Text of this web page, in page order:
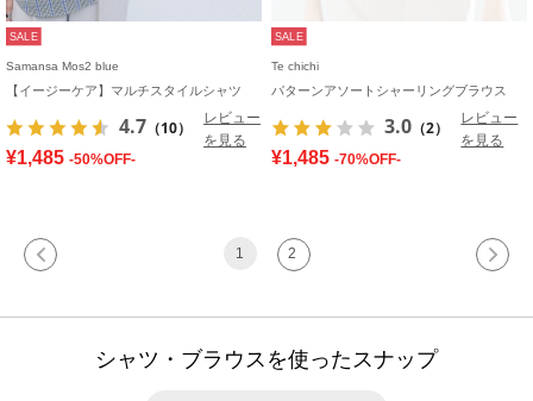
SALE
Samansa Mos2 blue
【イージーケア】マルチスタイルシャツ
4.7 （10）
レビュー
を見る
¥1,485 -50%OFF-
SALE
Te chichi
パターンアソートシャーリングブラウス
3.0 （2）
レビュー
を見る
¥1,485 -70%OFF-
1 2
シャツ・ブラウスを使ったスナップ